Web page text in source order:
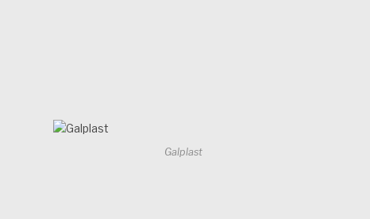
Galplast